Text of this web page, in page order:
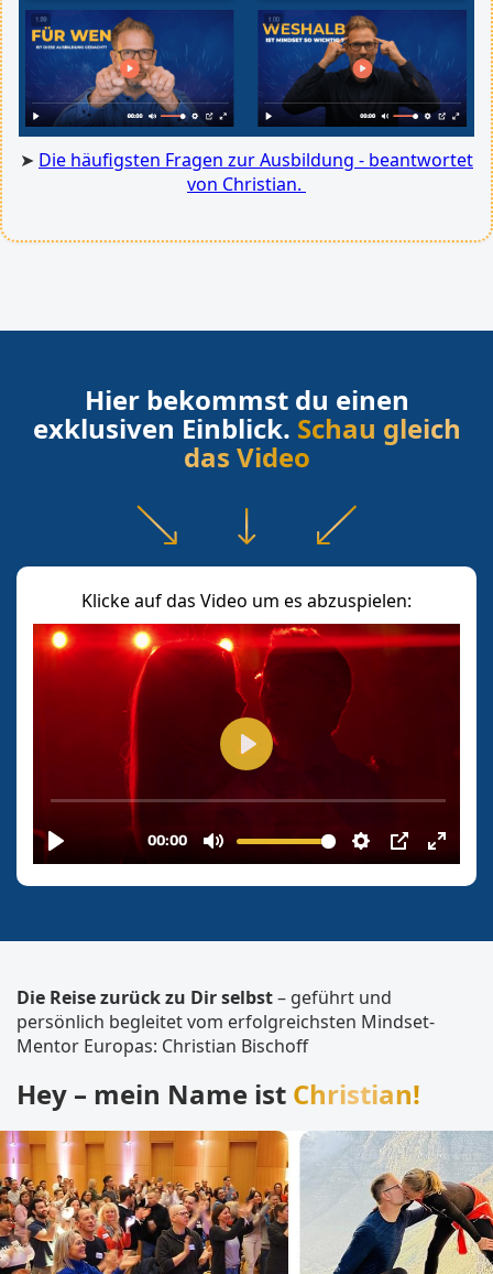
➤ Die häufigsten Fragen zur Ausbildung - beantwortet
von Christian.
Hier bekommst du einen
exklusiven Einblick. Schau gleich
das Video
Klicke auf das Video um es abzuspielen:
Die Reise zurück zu Dir selbst– geführt und
persönlich begleitet vom erfolgreichsten Mindset-
Mentor Europas: Christian Bischoff
Hey – mein Name ist Christian!